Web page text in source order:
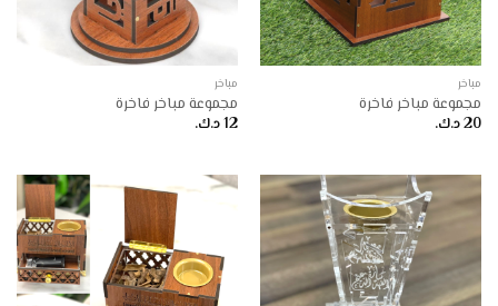
مباخر
مجموعة مباخر فاخرة
20د.ك.
مباخر
مجموعة مباخر فاخرة
12د.ك.